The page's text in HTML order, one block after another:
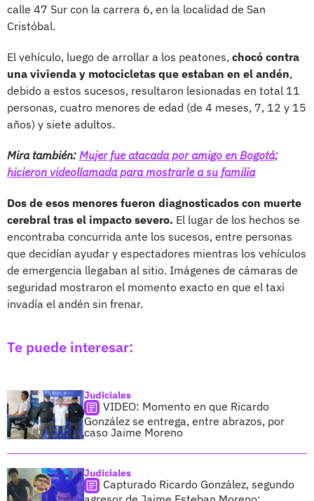
calle 47 Sur con la carrera 6, en la localidad de San
Cristóbal.
El vehículo, luego de arrollar a los peatones, chocó contra
una vivienda y motocicletas que estaban en el andén,
debido a estos sucesos, resultaron lesionadas en total 11
personas, cuatro menores de edad (de 4 meses, 7, 12 y 15
años) y siete adultos.
Mira también: Mujer fue atacada por amigo en Bogotá;
hicieron videollamada para mostrarle a su familia
Dos de esos menores fueron diagnosticados con muerte
cerebral tras el impacto severo. El lugar de los hechos se
encontraba concurrida ante los sucesos, entre personas
que decidían ayudar y espectadores mientras los vehículos
de emergencia llegaban al sitio. Imágenes de cámaras de
seguridad mostraron el momento exacto en que el taxi
invadía el andén sin frenar.
Te puede interesar:
Judiciales
VIDEO: Momento en que Ricardo
González se entrega, entre abrazos, por
caso Jaime Moreno
Judiciales
Capturado Ricardo González, segundo